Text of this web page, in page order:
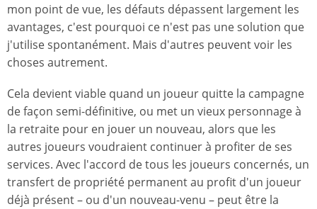
mon point de vue, les défauts dépassent largement les
avantages, c'est pourquoi ce n'est pas une solution que
j'utilise spontanément. Mais d'autres peuvent voir les
choses autrement.
Cela devient viable quand un joueur quitte la campagne
de façon semi-définitive, ou met un vieux personnage à
la retraite pour en jouer un nouveau, alors que les
autres joueurs voudraient continuer à profiter de ses
services. Avec l'accord de tous les joueurs concernés, un
transfert de propriété permanent au profit d'un joueur
déjà présent – ou d'un nouveau-venu – peut être la